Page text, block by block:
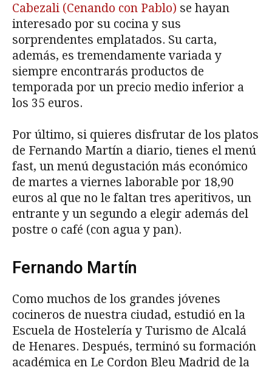
Cabezali (Cenando con Pablo) se hayan
interesado por su cocina y sus
sorprendentes emplatados. Su carta,
además, es tremendamente variada y
siempre encontrarás productos de
temporada por un precio medio inferior a
los 35 euros.
Por último, si quieres disfrutar de los platos
de Fernando Martín a diario, tienes el menú
fast, un menú degustación más económico
de martes a viernes laborable por 18,90
euros al que no le faltan tres aperitivos, un
entrante y un segundo a elegir además del
postre o café (con agua y pan).
Fernando Martín
Como muchos de los grandes jóvenes
cocineros de nuestra ciudad, estudió en la
Escuela de Hostelería y Turismo de Alcalá
de Henares. Después, terminó su formación
académica en Le Cordon Bleu Madrid de la